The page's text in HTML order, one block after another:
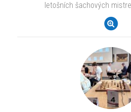
letošních šachových